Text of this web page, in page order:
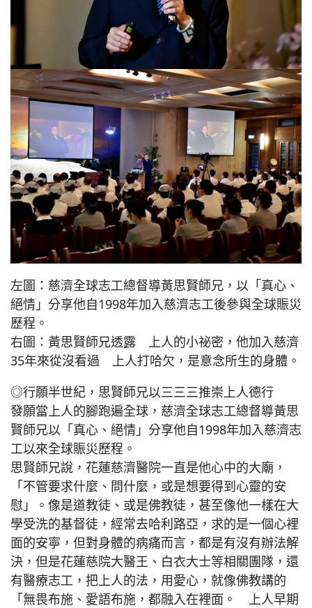
左圖：慈濟全球志工總督導黃思賢師兄，以「真心、
絕情」分享他自1998年加入慈濟志工後參與全球賑災
歷程。
右圖：黃思賢師兄透露 上人的小祕密，他加入慈濟
35年來從沒看過 上人打哈欠，是意念所生的身體。
◎行願半世紀，思賢師兄以三三三推崇上人德行
發願當上人的腳跑遍全球，慈濟全球志工總督導黃思
賢師兄以「真心、絕情」分享他自1998年加入慈濟志
工以來全球賑災歷程。
思賢師兄說，花蓮慈濟醫院一直是他心中的大廟，
「不管要求什麼、問什麼，或是想要得到心靈的安
慰」。像是道教徒、或是佛教徒，甚至像他一樣在大
學受洗的基督徒，經常去哈利路亞，求的是一個心裡
面的安寧，但對身體的病痛而言，都是有沒有辦法解
決，但是花蓮慈院大醫王、白衣大士等相關團隊，還
有醫療志工，把上人的法，用愛心，就像佛教講的
「無畏布施、愛語布施，都融入在裡面。 上人早期